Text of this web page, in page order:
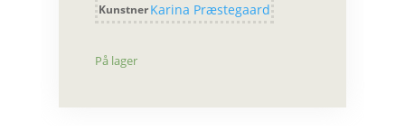
KunstnerKarina Præstegaard
På lager